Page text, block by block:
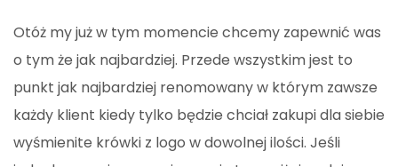
Otóż my już w tym momencie chcemy zapewnić was
o tym że jak najbardziej. Przede wszystkim jest to
punkt jak najbardziej renomowany w którym zawsze
każdy klient kiedy tylko będzie chciał zakupi dla siebie
wyśmienite krówki z logo w dowolnej ilości. Jeśli